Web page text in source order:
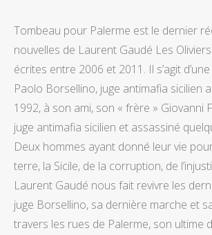
Tombeau pour Palerme est le dernier
nouvelles de Laurent Gaudé Les
écrites entre 2006 et 2011. Il s’agit
Paolo Borsellino, juge antimafia sicilien
1992, à son ami, son « frère » Giovanni
juge antimafia sicilien et assassiné
Deux hommes ayant donné leur vie
terre, la Sicile, de la corruption, de
Laurent Gaudé nous fait revivre les
juge Borsellino, sa dernière marche et
travers les rues de Palerme, son ultime